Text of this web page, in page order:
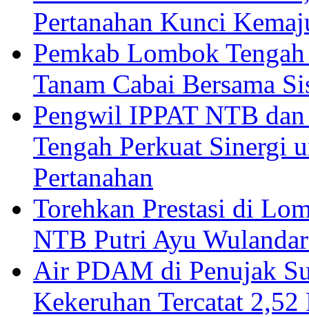
Pertanahan Kunci
Pemkab Lombok
Tanam Cabai Bersama
Pengwil IPPAT NTB
Tengah Perkuat Sinergi
Pertanahan
Torehkan Prestasi di
NTB Putri Ayu
Air PDAM di Penujak
Kekeruhan Tercatat